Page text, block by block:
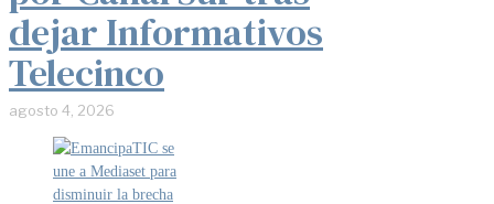
dejar Informativos
Telecinco
agosto 4, 2026